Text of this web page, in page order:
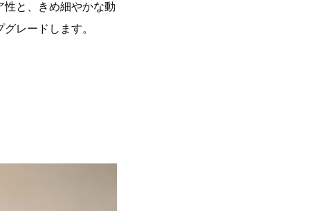
と、きめ細やかな動
レードします。